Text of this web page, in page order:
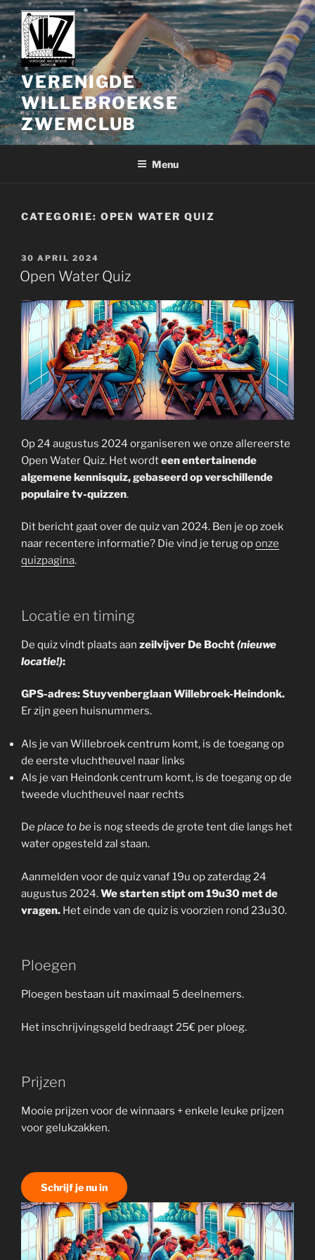
Spring
naar
de
inhoud
VERENIGDE
WILLEBROEKSE
ZWEMCLUB
Menu
CATEGORIE: OPEN WATER QUIZ
GEPLAATST
OP
30 APRIL 2024
Open Water Quiz
Op 24 augustus 2024 organiseren we onze allereerste
Open Water Quiz. Het wordteen entertainende
algemene kennisquiz, gebaseerd op verschillende
populaire tv-quizzen.
Dit bericht gaat over de quiz van 2024. Ben je op zoek
naar recentere informatie? Die vind je terug oponze
quizpagina.
Locatie en timing
De quiz vindt plaats aan zeilvijver De Bocht(nieuwe
locatie!):
GPS-adres: Stuyvenberglaan Willebroek-Heindonk.
Er zijn geen huisnummers.
Als je van Willebroek centrum komt, is de toegang op
de eerste vluchtheuvel naar links
Als je van Heindonk centrum komt, is de toegang op de
tweede vluchtheuvel naar rechts
De place to be is nog steeds de grote tent die langs het
water opgesteld zal staan.
Aanmelden voor de quiz vanaf 19u op zaterdag 24
augustus 2024.We starten stipt om 19u30 met de
vragen. Het einde van de quiz is voorzien rond 23u30.
Ploegen
Ploegen bestaan uit maximaal 5 deelnemers.
Het inschrijvingsgeld bedraagt 25€ per ploeg.
Prijzen
Mooie prijzen voor de winnaars + enkele leuke prijzen
voor gelukzakken.
Schrijf je nu in